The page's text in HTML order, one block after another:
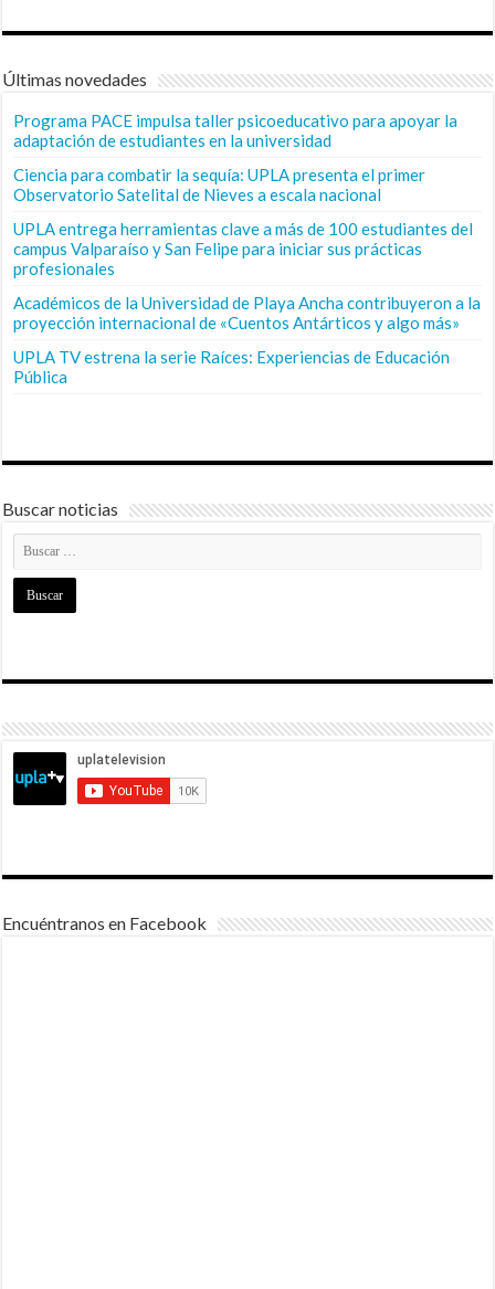
Últimas novedades
Programa PACE impulsa taller psicoeducativo para apoyar la
adaptación de estudiantes en la universidad
Ciencia para combatir la sequía: UPLA presenta el primer
Observatorio Satelital de Nieves a escala nacional
UPLA entrega herramientas clave a más de 100 estudiantes del
campus Valparaíso y San Felipe para iniciar sus prácticas
profesionales
Académicos de la Universidad de Playa Ancha contribuyeron a la
proyección internacional de «Cuentos Antárticos y algo más»
UPLA TV estrena la serie Raíces: Experiencias de Educación
Pública
Buscar noticias
Encuéntranos en Facebook